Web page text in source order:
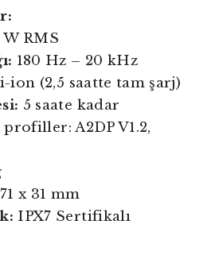
W RMS
180 Hz – 20 kHz
ion (2,5 saatte tam şarj)
5 saate kadar
profiller: A2DP V1.2,
x 31 mm
IPX7 Sertifikalı